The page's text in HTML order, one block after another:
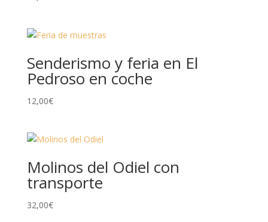
Senderismo y feria en El
Pedroso en coche
12,00€
Molinos del Odiel con
transporte
32,00€